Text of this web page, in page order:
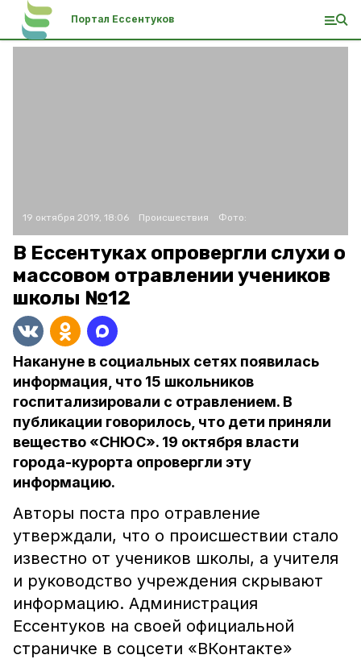
Портал Ессентуков
19 октября 2019, 18:06 Происшествия Фото:
В Ессентуках опровергли слухи о
массовом отравлении учеников
школы №12
Накануне в социальных сетях появилась
информация, что 15 школьников
госпитализировали с отравлением. В
публикации говорилось, что дети приняли
вещество «СНЮС». 19 октября власти
города-курорта опровергли эту
информацию.
Авторы поста про отравление
утверждали, что о происшествии стало
известно от учеников школы, а учителя
и руководство учреждения скрывают
информацию. Администрация
Ессентуков на своей официальной
страничке в соцсети «ВКонтакте»